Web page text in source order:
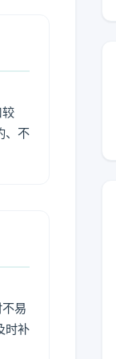
、不
易
时补